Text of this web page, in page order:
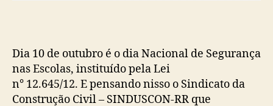
Dia 10 de outubro é o dia Nacional de Segurança
nas Escolas, instituído pela Lei
n° 12.645/12. E pensando nisso o Sindicato da
Construção Civil – SINDUSCON-RR que